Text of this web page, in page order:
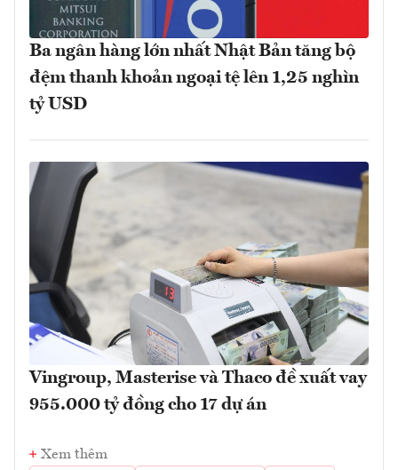
Ba ngân hàng lớn nhất Nhật Bản tăng bộ
đệm thanh khoản ngoại tệ lên 1,25 nghìn
tỷ USD
Vingroup, Masterise và Thaco đề xuất vay
955.000 tỷ đồng cho 17 dự án
Xem thêm